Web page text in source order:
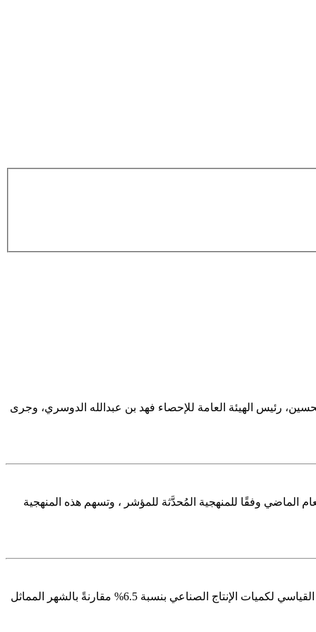
رئيس الهيئة العامة للإحصاء فهد بن عبدالله الدوسري، وجرى
لأسعار المستهلك لشهر أغسطس 2025 م والذي بلغ 2.3 % مقارنةً بنظيره من العام الماضي وفقًا للمنهجية المُحدَّثة للمؤشر ، وتسهم هذه المنهجية
أصدرت الهيئة العامة للإحصاء اليوم نتائج مؤشر الرقم القياسي للإنتاج الصناعي لشهر يوليو من عام 2025، والتي أظهرت ارتفاع مؤشر الرقم القياسي لكميات الإنتاج الصناعي بنسبة 6.5% مقارنةً بالشهر المماثل